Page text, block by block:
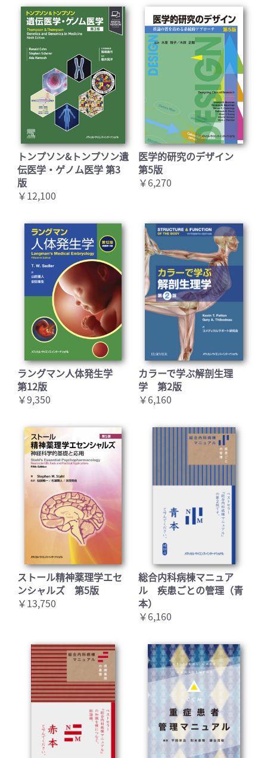
トンプソン&トンプソン遺
伝医学・ゲノム医学 第3
版
￥12,100
医学的研究のデザイン
第5版
￥6,270
ラングマン人体発生学
第12版
￥9,350
カラーで学ぶ解剖生理
学 第2版
￥6,160
ストール精神薬理学エセ
ンシャルズ 第5版
￥13,750
総合内科病棟マニュア
ル 疾患ごとの管理（青
本）
￥6,160